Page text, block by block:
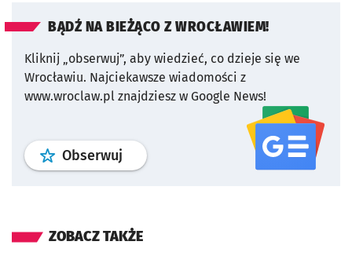
BĄDŹ NA BIEŻĄCO Z WROCŁAWIEM!
Kliknij „obserwuj”, aby wiedzieć, co dzieje się we
Wrocławiu. Najciekawsze wiadomości z
www.wroclaw.pl znajdziesz w Google News!
Obserwuj profil serwisu
ZOBACZ TAKŻE